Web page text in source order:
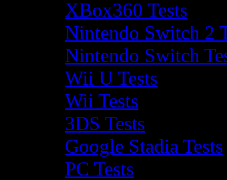
XBox360 Tests
Nintendo Switch 2
Nintendo Switch
Wii U Tests
Wii Tests
3DS Tests
Google Stadia Tests
PC Tests